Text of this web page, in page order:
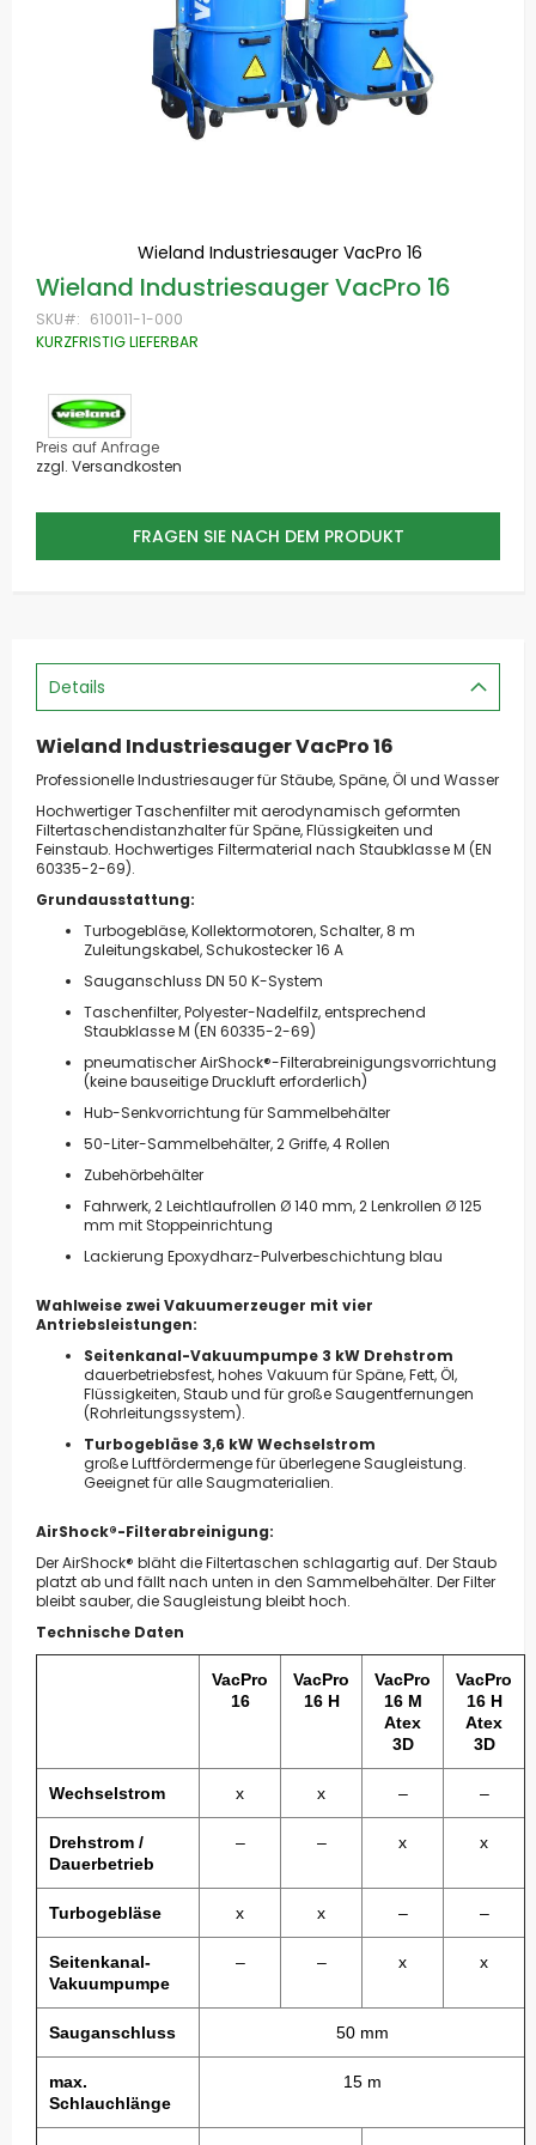
Wieland Industriesauger VacPro 16
Zum
Anfang
der
Bildgalerie
Wieland Industriesauger VacPro 16
SKU
610011-1-000
KURZFRISTIG LIEFERBAR
Preis auf Anfrage
zzgl. Versandkosten
FRAGEN SIE NACH DEM PRODUKT
Details
Wieland Industriesauger VacPro 16
Professionelle Industriesauger für Stäube, Späne, Öl und Wasser
Hochwertiger Taschenfilter mit aerodynamisch geformten
Filtertaschendistanzhalter für Späne, Flüssigkeiten und
Feinstaub. Hochwertiges Filtermaterial nach Staubklasse M (EN
60335-2-69).
Grundausstattung:
Turbogebläse, Kollektormotoren, Schalter, 8 m
Zuleitungskabel, Schukostecker 16 A
Sauganschluss DN 50 K-System
Taschenfilter, Polyester-Nadelfilz, entsprechend
Staubklasse M (EN 60335-2-69)
pneumatischer AirShock®-Filterabreinigungsvorrichtung
(keine bauseitige Druckluft erforderlich)
Hub-Senkvorrichtung für Sammelbehälter
50-Liter-Sammelbehälter, 2 Griffe, 4 Rollen
Zubehörbehälter
Fahrwerk, 2 Leichtlaufrollen Ø 140 mm, 2 Lenkrollen Ø 125
mm mit Stoppeinrichtung
Lackierung Epoxydharz-Pulverbeschichtung blau
Wahlweise zwei Vakuumerzeuger mit vier
Antriebsleistungen:
Seitenkanal-Vakuumpumpe 3 kW Drehstrom
dauerbetriebsfest, hohes Vakuum für Späne, Fett, Öl,
Flüssigkeiten, Staub und für große Saugentfernungen
(Rohrleitungssystem).
Turbogebläse 3,6 kW Wechselstrom
große Luftfördermenge für überlegene Saugleistung.
Geeignet für alle Saugmaterialien.
AirShock®-Filterabreinigung:
Der AirShock® bläht die Filtertaschen schlagartig auf. Der Staub
platzt ab und fällt nach unten in den Sammelbehälter. Der Filter
bleibt sauber, die Saugleistung bleibt hoch.
Technische Daten
VacPro
16
VacPro
16 H
VacPro
16 M
Atex
3D
VacPro
16 H
Atex
3D
Wechselstrom x x – –
Drehstrom /
Dauerbetrieb
– – x x
Turbogebläse x x – –
Seitenkanal-
Vakuumpumpe
– – x x
Sauganschluss 50 mm
max.
Schlauchlänge
15 m